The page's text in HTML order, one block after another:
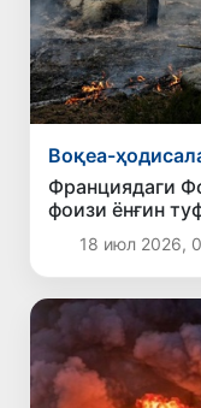
Воқеа-
Франциядаги
фоизи ёнғин
18 июл 2026,